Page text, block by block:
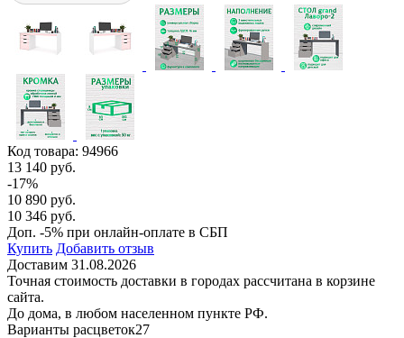
Код товара: 94966
13 140 руб.
-17%
10 890 руб.
10 346 руб.
Доп. -5% при онлайн-оплате в СБП
Купить Добавить отзыв
Доставим 31.08.2026
Точная стоимость доставки в городах рассчитана в корзине
сайта.
До дома, в любом населенном пункте РФ.
Варианты расцветок27